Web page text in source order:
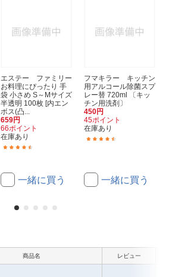
エステー ファミリー
お料理にぴったり 手
袋 小さめ S～Mサイズ
半透明 100枚 [内エン
ボス(凸...
659円
66ポイント
在庫あり
一緒に買う
フマキラー キッチン
用アルコール除菌スプ
レー替 720ml 〔キッ
チン用洗剤〕
450円
45ポイント
在庫あり
一緒に買う
商品名 レビュー